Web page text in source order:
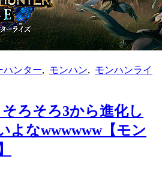
ハンター
モンハン
モンハンライ
そろそろ3から進化し
よなwwwwww【モン